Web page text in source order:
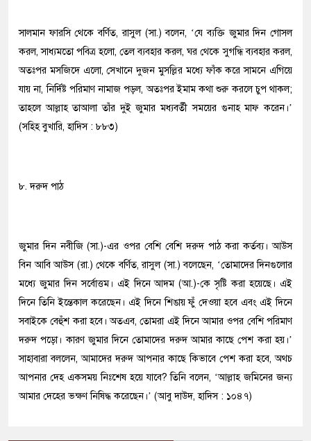
সালমান ফারসি থেকে বর্ণিত, রাসুল (সা.) বলেন, ‘যে ব্যক্তি জুমার দিন গোসল
করল, সাধ্যমতো পবিত্র হলো, তেল ব্যবহার করল, ঘর থেকে সুগন্ধি ব্যবহার করল,
অতঃপর মসজিদে এলো, সেখানে দুজন মুসল্লির মধ্যে ফাঁক করে সামনে এগিয়ে
যায় না, নির্দিষ্ট পরিমাণ নামাজ পড়ল, অতঃপর ইমাম কথা শুরু করলে চুপ থাকল;
তাহলে আল্লাহ তাআলা তাঁর দুই জুমার মধ্যবর্তী সময়ের গুনাহ মাফ করেন।’
(সহিহ বুখারি, হাদিস : ৮৮৩)
৮. দরুদ পাঠ
জুমার দিন নবীজি (সা.)-এর ওপর বেশি বেশি দরুদ পাঠ করা কর্তব্য। আউস
বিন আবি আউস (রা.) থেকে বর্ণিত, রাসুল (সা.) বলেছেন, ‘তোমাদের দিনগুলোর
মধ্যে জুমার দিন সর্বোত্তম। এই দিনে আদম (আ.)-কে সৃষ্টি করা হয়েছে। এই
দিনে তিনি ইন্তেকাল করেছেন। এই দিনে শিঙায় ফুঁ দেওয়া হবে এবং এই দিনে
সবাইকে বেহুঁশ করা হবে। অতএব, তোমরা এই দিনে আমার ওপর বেশি পরিমাণ
দরুদ পড়ো। কারণ জুমার দিনে তোমাদের দরুদ আমার কাছে পেশ করা হয়।’
সাহাবারা বললেন, আমাদের দরুদ আপনার কাছে কিভাবে পেশ করা হবে, অথচ
আপনার দেহ একসময় নিঃশেষ হয়ে যাবে? তিনি বলেন, ‘আল্লাহ জমিনের জন্য
আমার দেহের ভক্ষণ নিষিদ্ধ করেছেন।’ (আবু দাউদ, হাদিস : ১০৪৭)